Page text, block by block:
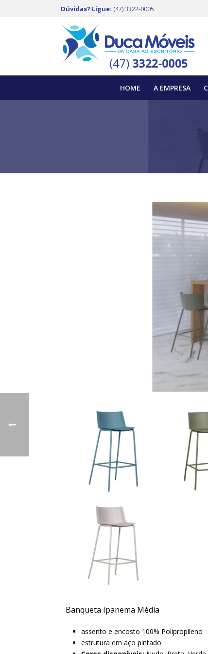
Dúvidas? Ligue: (47) 3322-0005
HOME A EMPRESA
Banqueta Ipanema Média
assento e encosto 100% Polipropileno
estrutura em aço pintado